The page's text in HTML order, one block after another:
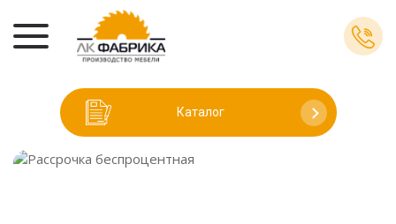
Каталог